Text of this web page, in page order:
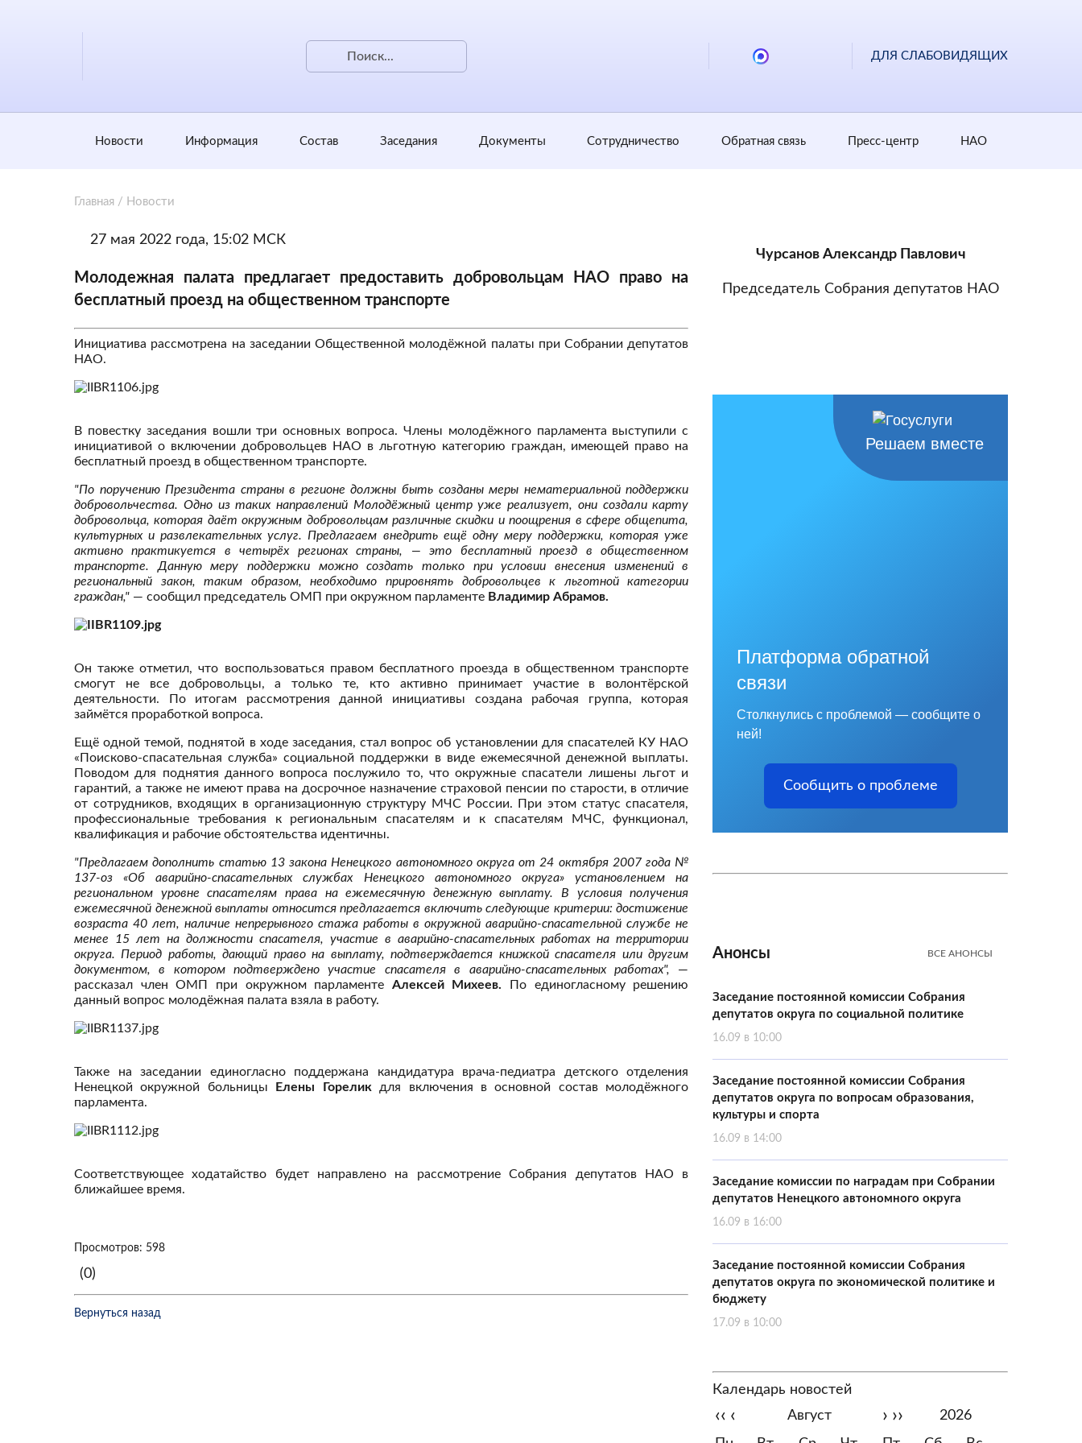
ДЛЯ СЛАБОВИДЯЩИХ
Новости Информация Состав Заседания Документы Сотрудничество Обратная cвязь Пресс-центр НАО
Главная / Новости
27 мая 2022 года, 15:02 МСК
Молодежная палата предлагает предоставить добровольцам НАО право на
бесплатный проезд на общественном транспорте
Инициатива рассмотрена на заседании Общественной молодёжной палаты при Собрании депутатов
НАО.
В повестку заседания вошли три основных вопроса. Члены молодёжного парламента выступили с
инициативой о включении добровольцев НАО в льготную категорию граждан, имеющей право на
бесплатный проезд в общественном транспорте.
"По поручению Президента страны в регионе должны быть созданы меры нематериальной поддержки
добровольчества. Одно из таких направлений Молодёжный центр уже реализует, они создали карту
добровольца, которая даёт окружным добровольцам различные скидки и поощрения в сфере общепита,
культурных и развлекательных услуг. Предлагаем внедрить ещё одну меру поддержки, которая уже
активно практикуется в четырёх регионах страны, — это бесплатный проезд в общественном
транспорте. Данную меру поддержки можно создать только при условии внесения изменений в
региональный закон, таким образом, необходимо прировнять добровольцев к льготной категории
граждан," — сообщил председатель ОМП при окружном парламенте Владимир Абрамов.
Он также отметил, что воспользоваться правом бесплатного проезда в общественном транспорте
смогут не все добровольцы, а только те, кто активно принимает участие в волонтёрской
деятельности. По итогам рассмотрения данной инициативы создана рабочая группа, которая
займётся проработкой вопроса.
Ещё одной темой, поднятой в ходе заседания, стал вопрос об установлении для спасателей КУ НАО
«Поисково-спасательная служба» социальной поддержки в виде ежемесячной денежной выплаты.
Поводом для поднятия данного вопроса послужило то, что окружные спасатели лишены льгот и
гарантий, а также не имеют права на досрочное назначение страховой пенсии по старости, в отличие
от сотрудников, входящих в организационную структуру МЧС России. При этом статус спасателя,
профессиональные требования к региональным спасателям и к спасателям МЧС, функционал,
квалификация и рабочие обстоятельства идентичны.
"Предлагаем дополнить статью 13 закона Ненецкого автономного округа от 24 октября 2007 года №
137-оз «Об аварийно-спасательных службах Ненецкого автономного округа» установлением на
региональном уровне спасателям права на ежемесячную денежную выплату. В условия получения
ежемесячной денежной выплаты относится предлагается включить следующие критерии: достижение
возраста 40 лет, наличие непрерывного стажа работы в окружной аварийно-спасательной службе не
менее 15 лет на должности спасателя, участие в аварийно-спасательных работах на территории
округа. Период работы, дающий право на выплату, подтверждается книжкой спасателя или другим
документом, в котором подтверждено участие спасателя в аварийно-спасательных работах",
—
рассказал член ОМП при окружном парламенте Алексей Михеев. По единогласному решению
данный вопрос молодёжная палата взяла в работу.
Также на заседании единогласно поддержана кандидатура врача-педиатра детского отделения
Ненецкой окружной больницы
Елены Горелик для включения в основной состав молодёжного
парламента.
Соответствующее ходатайство будет направлено на рассмотрение Собрания депутатов НАО в
ближайшее время.
Просмотров: 598
(0)
Вернуться назад
Чурсанов Александр Павлович
Председатель Собрания депутатов НАО
Решаем вместе
Платформа обратной
связи
Столкнулись с проблемой — сообщите о
ней!
Сообщить о проблеме
Анонсы ВСЕ АНОНСЫ
Заседание постоянной комиссии Собрания
депутатов округа по социальной политике
16.09 в 10:00
Заседание постоянной комиссии Собрания
депутатов округа по вопросам образования,
культуры и спорта
16.09 в 14:00
Заседание комиссии по наградам при Собрании
депутатов Ненецкого автономного округа
16.09 в 16:00
Заседание постоянной комиссии Собрания
депутатов округа по экономической политике и
бюджету
17.09 в 10:00
Календарь новостей
‹‹ ‹ Август › ››
2026